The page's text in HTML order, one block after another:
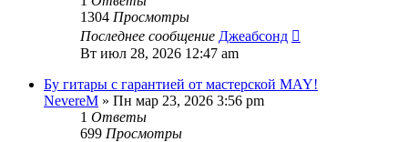
1304 Просмотры
Последнее сообщение Джеабсонд
Вт июл 28, 2026 12:47 am
Бу гитары с гарантией от мастерской MAY!
NevereM » Пн мар 23, 2026 3:56 pm
1 Ответы
699 Просмотры